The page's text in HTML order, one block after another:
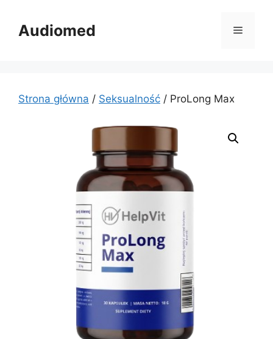
treściAudiomed Menu
Strona główna / Seksualność / ProLong Max